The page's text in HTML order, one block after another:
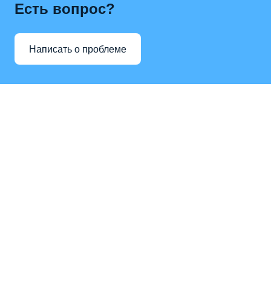
Есть вопрос?
Написать о проблеме